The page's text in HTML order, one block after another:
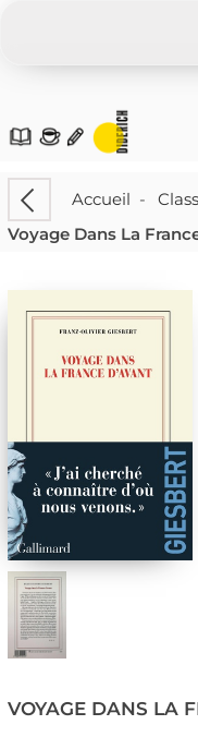
Accueil -
VOYAGE DANS LA